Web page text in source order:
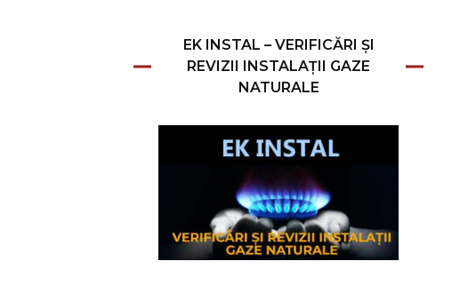
EK INSTAL – VERIFICĂRI ȘI
REVIZII INSTALAȚII GAZE
NATURALE